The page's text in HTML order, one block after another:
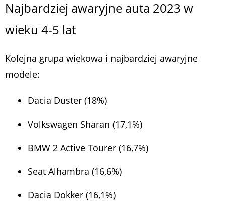
Najbardziej awaryjne auta 2023 w
wieku 4-5 lat
Kolejna grupa wiekowa i najbardziej awaryjne
modele:
Dacia Duster (18%)
Volkswagen Sharan (17,1%)
BMW 2 Active Tourer (16,7%)
Seat Alhambra (16,6%)
Dacia Dokker (16,1%)